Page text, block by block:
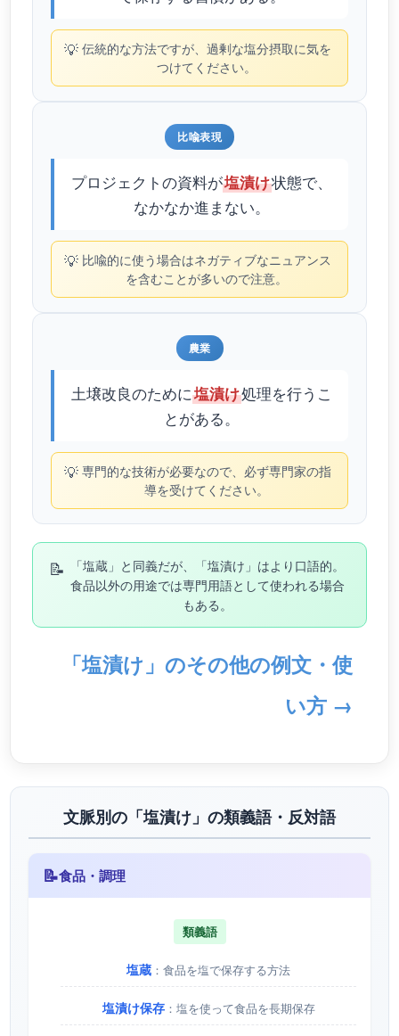
💡 伝統的な方法ですが、過剰な塩分摂取に気を
つけてください。
比喩表現
プロジェクトの資料が塩漬け状態で、
なかなか進まない。
💡 比喩的に使う場合はネガティブなニュアンス
を含むことが多いので注意。
農業
土壌改良のために塩漬け処理を行うこ
とがある。
💡 専門的な技術が必要なので、必ず専門家の指
導を受けてください。
📝
「塩蔵」と同義だが、「塩漬け」はより口語的。
食品以外の用途では専門用語として使われる場合
もある。
「塩漬け」のその他の例文・使
い方 →
文脈別の「塩漬け」の類義語・反対語
📝食品・調理
類義語
塩蔵 ：食品を塩で保存する方法
塩漬け保存：塩を使って食品を長期保存